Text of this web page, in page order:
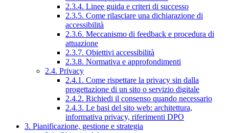
2.3.4. Linee guida e criteri di successo
2.3.5. Come rilasciare una dichiarazione di
accessibilità
2.3.6. Meccanismo di feedback e procedura di
attuazione
2.3.7. Obiettivi accessibilità
2.3.8. Normativa e approfondimenti
2.4. Privacy
2.4.1. Come rispettare la privacy sin dalla
progettazione di un sito o servizio digitale
2.4.2. Richiedi il consenso quando necessario
2.4.3. Le basi del sito web: architettura,
informativa privacy, riferimenti DPO
3. Pianificazione, gestione e strategia